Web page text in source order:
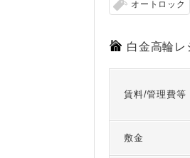
オートロック
白金高輪レ
賃料/管理費等
敷金